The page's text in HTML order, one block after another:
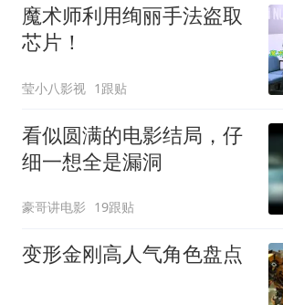
魔术师利用绚丽手法盗取
芯片！
莹小八影视 1跟贴
看似圆满的电影结局，仔
细一想全是漏洞
豪哥讲电影 19跟贴
变形金刚高人气角色盘点